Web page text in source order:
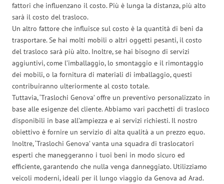
fattori che influenzano il costo. Più è lunga la distanza, più alto
sarà il costo del trasloco.
Un altro fattore che influisce sul costo è la quantità di beni da
trasportare. Se hai molti mobili o altri oggetti pesanti, il costo
del trasloco sarà più alto. Inoltre, se hai bisogno di servizi
aggiuntivi, come l’imballaggio, lo smontaggio e il rimontaggio
dei mobili, o la fornitura di materiali di imballaggio, questi
contribuiranno ulteriormente al costo totale.
Tuttavia, ‘Traslochi Genova’ offre un preventivo personalizzato in
base alle esigenze del cliente. Abbiamo vari pacchetti di trasloco
disponibili in base all’ampiezza e ai servizi richiesti. Il nostro
obiettivo è fornire un servizio di alta qualità a un prezzo equo.
Inoltre, ‘Traslochi Genova’ vanta una squadra di traslocatori
esperti che maneggeranno i tuoi beni in modo sicuro ed
efficiente, garantendo che nulla venga danneggiato. Utilizziamo
veicoli moderni, ideali per il lungo viaggio da Genova ad Arad.